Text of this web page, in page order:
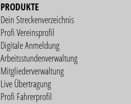
PRODUKTE
Dein Streckenverzeichnis
Profi Vereinsprofil
Digitale Anmeldung
Arbeitsstundenverwaltung
Mitgliederverwaltung
Live Übertragung
Profi Fahrerprofil